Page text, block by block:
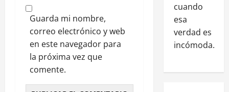
Guarda mi nombre,
correo electrónico y web
en este navegador para
la próxima vez que
comente.
cuando
esa
verdad es
incómoda.